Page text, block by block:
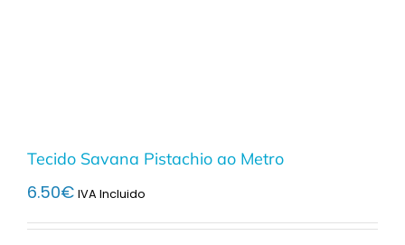
Tecido Savana Pistachio ao Metro
6.50€ IVA Incluido